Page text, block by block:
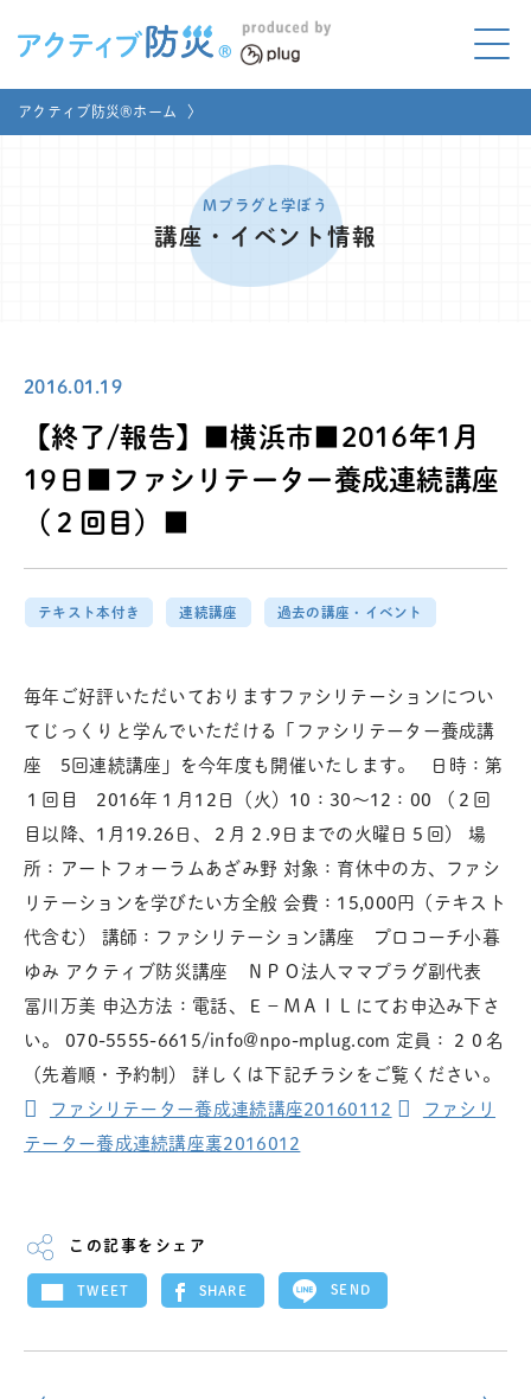
アクティブ防災とは?
家庭でやってみよう
メディア掲載
お問い合わせ
アクティブ防災®ホーム 〉
Mプラグと学ぼう
講座・イベント情報
2016.01.19
【終了/報告】■横浜市■2016年1月
19日■ファシリテーター養成連続講座
（２回目）■
テキスト本付き 連続講座 過去の講座・イベント
毎年ご好評いただいておりますファシリテーションについ
てじっくりと学んでいただける「ファシリテーター養成講
座 5回連続講座」を今年度も開催いたします。 日時：第
１回目 2016年１月12日（火）10：30～12：00 （２回
目以降、1月19.26日、２月２.9日までの火曜日５回） 場
所：アートフォーラムあざみ野 対象：育休中の方、ファシ
リテーションを学びたい方全般 会費：15,000円（テキスト
代含む） 講師：ファシリテーション講座 プロコーチ小暮
ゆみ アクティブ防災講座 ＮＰＯ法人ママプラグ副代表
冨川万美 申込方法：電話、Ｅ－ＭＡＩＬにてお申込み下さ
い。 070-5555-6615/info@npo-mplug.com 定員：２０名
（先着順・予約制） 詳しくは下記チラシをご覧ください。
ファシリテーター養成連続講座20160112
ファシリ
テーター養成連続講座裏2016012
この記事をシェア
TWEET SHARE SEND